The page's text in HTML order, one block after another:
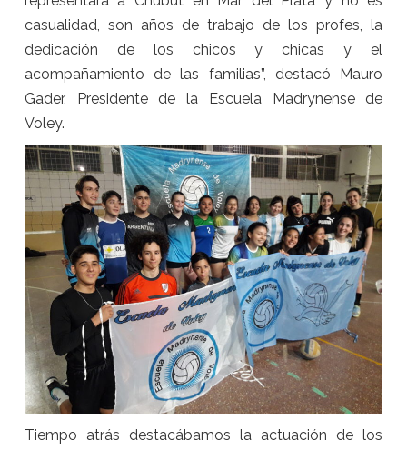
casualidad, son años de trabajo de los profes, la
dedicación de los chicos y chicas y el
acompañamiento de las familias”, destacó Mauro
Gader, Presidente de la Escuela Madrynense de
Voley.
Tiempo atrás destacábamos la actuación de los